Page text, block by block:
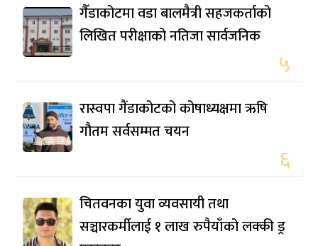
गैँडाकोटमा वडा बालमैत्री सहजकर्ताको
लिखित परीक्षाको नतिजा सार्वजनिक
५
रास्वपा गैंडाकोटको कोषाध्यक्षमा ऋषि
गौतम सर्वसम्मत चयन
६
चितवनका युवा व्यवसायी तथा
सञ्चारकर्मीलाई १ लाख रुपैयाँको लक्की ड्र